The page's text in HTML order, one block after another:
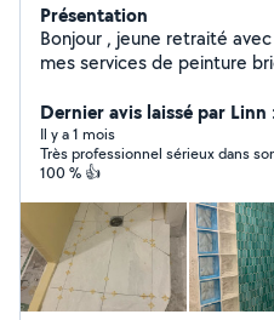
Présentation
Bonjour , jeune retraité
mes services de peinture
cours, mur, transport
êtes intéressé contacter
Dernier avis laissé par
Il y a 1 mois
Très professionnel sérieux dans
100 % 👍